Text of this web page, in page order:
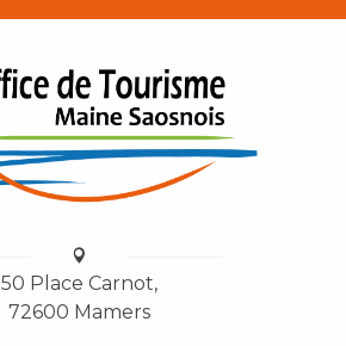
50 Place Carnot,
72600 Mamers